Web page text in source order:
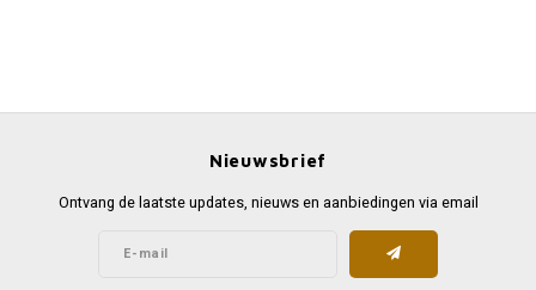
Nieuwsbrief
Ontvang de laatste updates, nieuws en aanbiedingen via email